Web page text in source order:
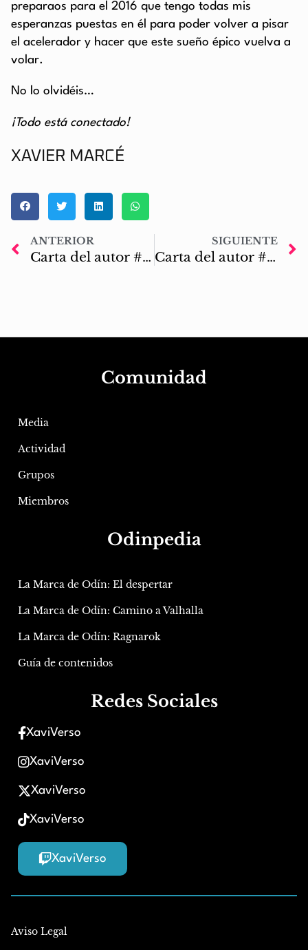
preparaos para el 2016 que tengo todas mis
esperanzas puestas en él para poder volver a pisar
el acelerador y hacer que este sueño épico vuelva a
volar.
No lo olvidéis…
¡Todo está conectado!
XAVIER MARCÉ
ANTERIOR
Carta del autor #39: Cambio de perspectiva
SIGUIENTE
Carta del autor #41: El camino al Valhalla
Comunidad
Media
Actividad
Grupos
Miembros
Odinpedia
La Marca de Odín: El despertar
La Marca de Odín: Camino a Valhalla
La Marca de Odín: Ragnarok
Guía de contenidos
Redes Sociales
XaviVerso
XaviVerso
XaviVerso
XaviVerso
XaviVerso
Aviso Legal